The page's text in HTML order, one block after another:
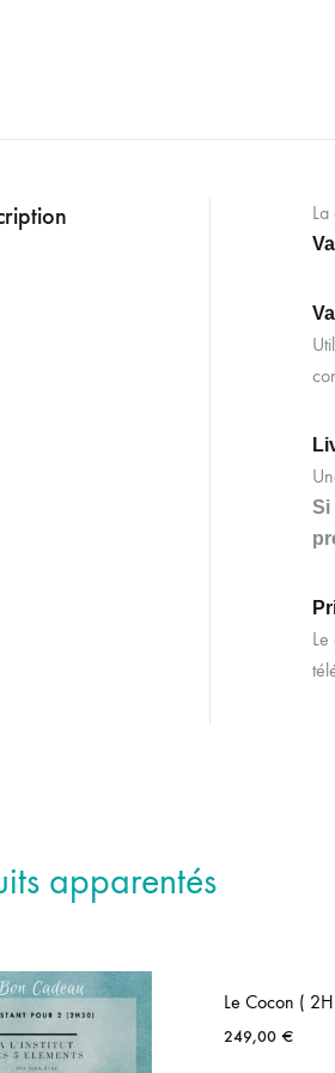
Si
apparentés
Le Cocon (
249,00€